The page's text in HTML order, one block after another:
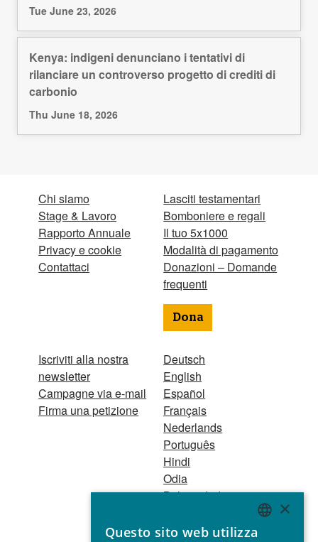
Tue June 23, 2026
Kenya: indigeni denunciano i tentativi di
rilanciare un controverso progetto di crediti di
carbonio
Thu June 18, 2026
Chi siamo
Stage & Lavoro
Rapporto Annuale
Privacy e cookie
Contattaci
Iscriviti alla nostra
newsletter
Campagne via e-mail
Firma una petizione
Lasciti testamentari
Bomboniere e regali
Il tuo 5x1000
Modalità di pagamento
Donazioni – Domande
frequenti
Dona
Deutsch
English
Español
Français
Nederlands
Português
Hindi
Odia
Bahasa Indonesia
Registro PersoneENGLISH
×
Questo sito web utilizza